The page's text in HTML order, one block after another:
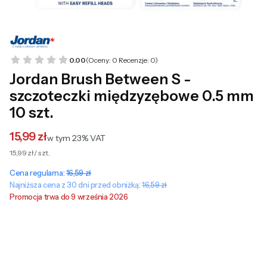
0.00(Oceny: 0 Recenzje: 0)
Jordan Brush Between S -
szczoteczki międzyzębowe 0.5 mm
10 szt.
15,99 złw tym 23% VAT
w tym 23%VAT
15,99 zł / szt.
Cena regularna:16,59 zł
Najniższa cena z 30 dni przed obniżką: 16,59 zł
Promocja trwa do 9 września 2026